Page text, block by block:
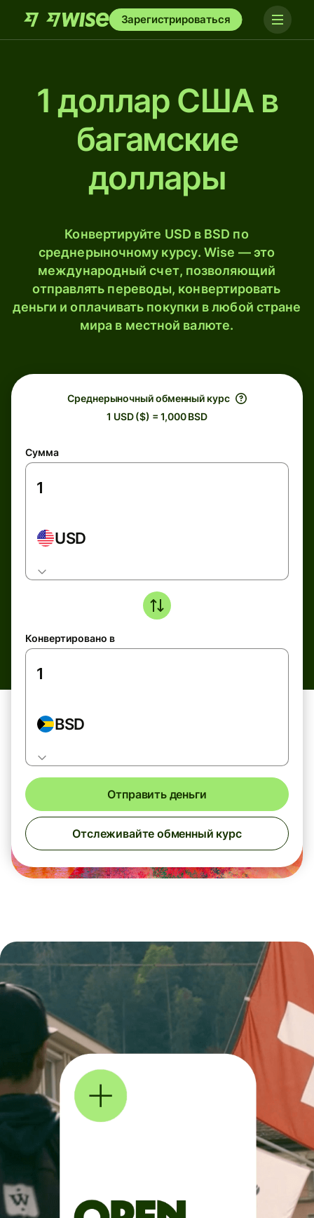
Зарегистрироваться
1 доллар США в
багамские
доллары
Конвертируйте USD в BSD по
среднерыночному курсу. Wise — это
международный счет, позволяющий
отправлять переводы, конвертировать
деньги и оплачивать покупки в любой стране
мира в местной валюте.
Среднерыночный обменный курс
1 USD ($) = 1,000 BSD
Сумма
USD
Конвертировано в
BSD
Отправить деньги
Отслеживайте обменный курс